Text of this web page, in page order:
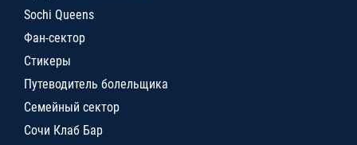
Sochi Queens
Фан-сектор
Стикеры
Путеводитель болельщика
Семейный сектор
Сочи Клаб Бар